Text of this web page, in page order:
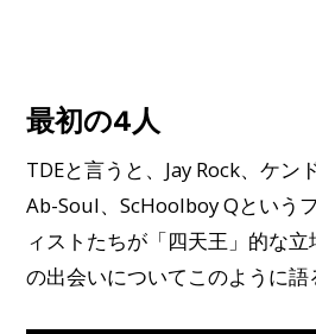
最初の4人
TDEと言うと、Jay Rock、ケン
Ab-Soul、ScHoolboy Qという
ィストたちが「四天王」的な
の出会いについてこのように語